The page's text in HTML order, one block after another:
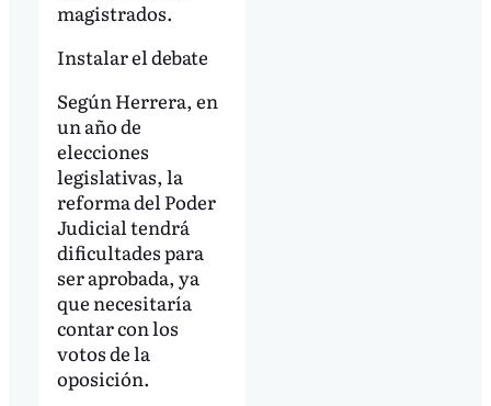
magistrados.
Instalar el debate
Según Herrera, en
un año de
elecciones
legislativas, la
reforma del Poder
Judicial tendrá
dificultades para
ser aprobada, ya
que necesitaría
contar con los
votos de la
oposición.